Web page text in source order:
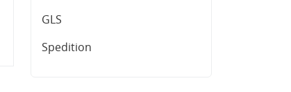
GLS
Spedition